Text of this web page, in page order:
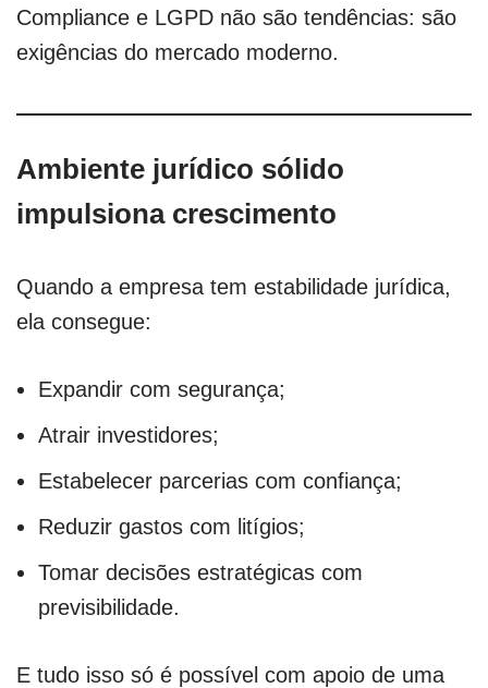
Compliance e LGPD não são tendências: são
exigências do mercado moderno.
Ambiente jurídico sólido
impulsiona crescimento
Quando a empresa tem estabilidade jurídica,
ela consegue:
Expandir com segurança;
Atrair investidores;
Estabelecer parcerias com confiança;
Reduzir gastos com litígios;
Tomar decisões estratégicas com
previsibilidade.
E tudo isso só é possível com apoio de uma